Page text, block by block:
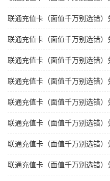
联通充值卡（面值千万别选错
联通充值卡（面值千万别选错
联通充值卡（面值千万别选错
联通充值卡（面值千万别选错
联通充值卡（面值千万别选错）
联通充值卡（面值千万别选错）
联通充值卡（面值千万别选错）
联通充值卡（面值千万别选错